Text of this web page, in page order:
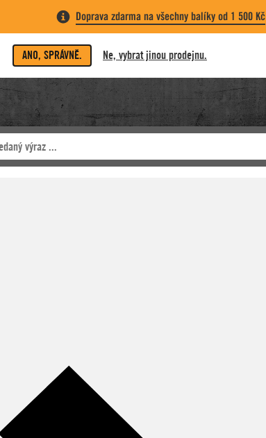
Doprava zdarma na všechny balíky od 1 500 Kč
ANO, SPRÁVNĚ. Ne, vybrat jinou prodejnu.